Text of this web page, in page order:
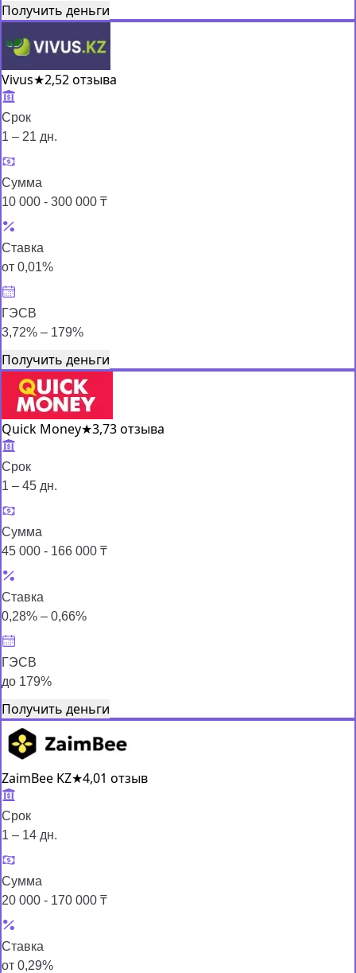
Получить деньги
Vivus★2,52 отзыва
Срок
1 – 21 дн.
Сумма
10 000 - 300 000 ₸
Ставка
от 0,01%
ГЭСВ
3,72% – 179%
Получить деньги
Quick Money★3,73 отзыва
Срок
1 – 45 дн.
Сумма
45 000 - 166 000 ₸
Ставка
0,28% – 0,66%
ГЭСВ
до 179%
Получить деньги
ZaimBee KZ★4,01 отзыв
Срок
1 – 14 дн.
Сумма
20 000 - 170 000 ₸
Ставка
от 0,29%